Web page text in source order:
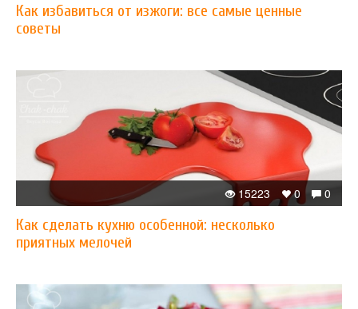
Как избавиться от изжоги: все самые ценные
советы
0
0
15223
Как сделать кухню особенной: несколько
приятных мелочей